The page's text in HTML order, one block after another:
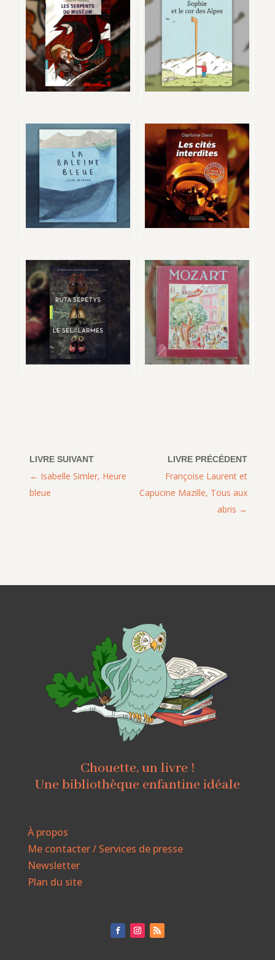
Françoise Laurent et
Capucine Mazille, Tous aux
abris
Isabelle Simler, Heure
bleue
Chouette, un livre !
Une bibliothèque enfantine idéale
À propos
Me contacter / Services de presse
Newsletter
Plan du site